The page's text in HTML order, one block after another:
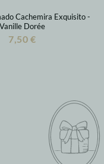
Cachemira Exquisito -
Vanille Dorée
7,50 €